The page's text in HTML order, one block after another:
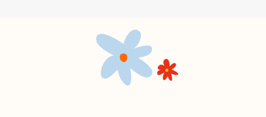
Мастерские упаковки подарков работают без